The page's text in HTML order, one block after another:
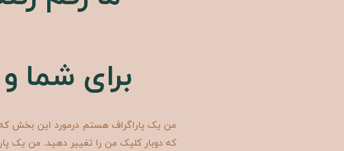
برای شما
من یک پاراگراف هستم درمورد این بخش
که دوبار کلیک من را تغییر دهید. من یک